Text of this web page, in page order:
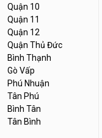
Quận 10
Quận 11
Quận 12
Quận Thủ Đức
Bình Thạnh
Gò Vấp
Phú Nhuận
Tân Phú
Bình Tân
Tân Bình